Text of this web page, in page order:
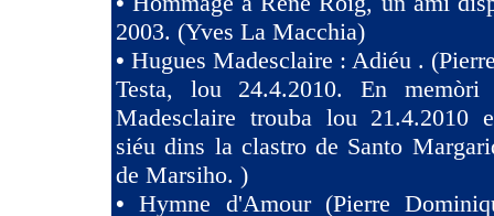
2003. (Yves La Macchia)
• Hugues Madesclaire : Adiéu .
Testa, lou 24.4.2010. En memòri
Madesclaire trouba lou 21.4.2010
siéu dins la clastro de Santo
de Marsiho. )
•Hymne d'Amour (Pierre